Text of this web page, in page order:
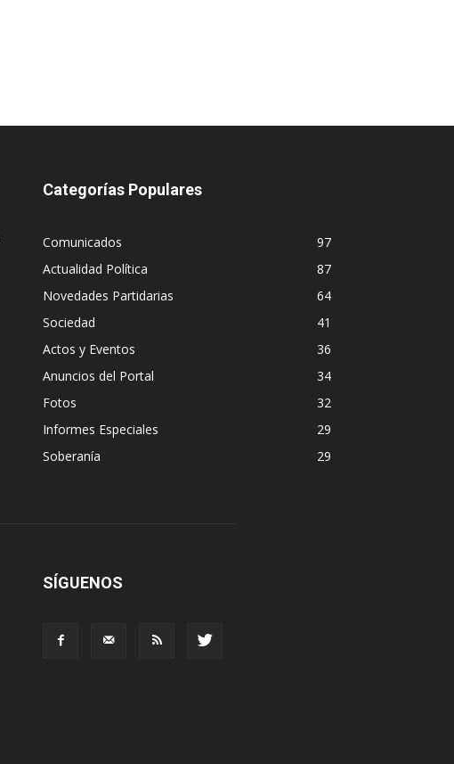
Categorías Populares
Comunicados
97
Actualidad Política
87
Novedades Partidarias
64
Sociedad
41
Actos y Eventos
36
Anuncios del Portal
34
Fotos
32
Informes Especiales
29
Soberanía
29
SÍGUENOS